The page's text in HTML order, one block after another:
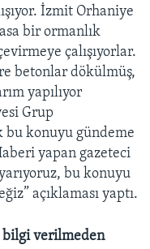
İzmit Orhaniye
bir ormanlık
çalışıyorlar.
betonlar dökülmüş,
yapılıyor
Grup
bu konuyu gündeme
yapan gazeteci
bu konuyu
açıklaması yaptı.
bilgi verilmeden